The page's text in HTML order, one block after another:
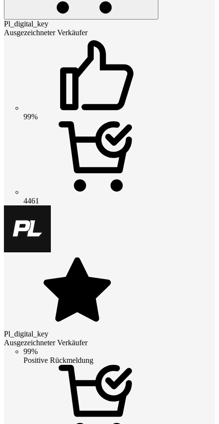
Pl_digital_key
Ausgezeichneter Verkäufer
99%
4461
Pl_digital_key
Ausgezeichneter Verkäufer
99%
Positive Rückmeldung